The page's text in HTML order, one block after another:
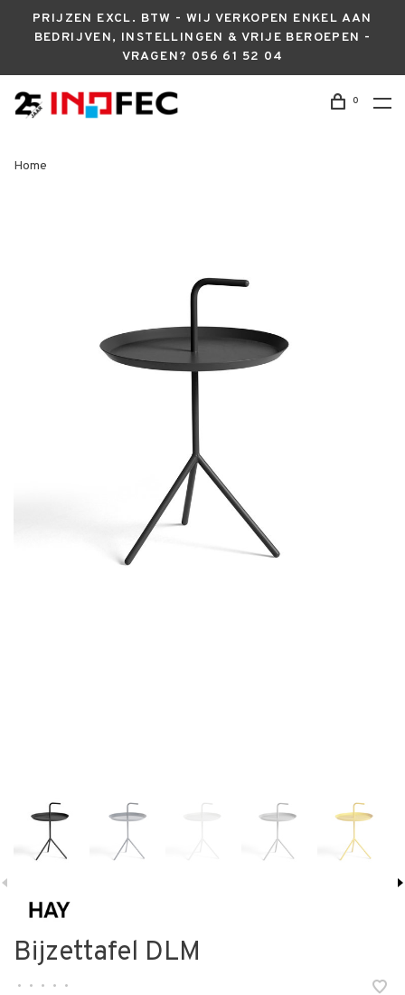
PRIJZEN EXCL. BTW - WIJ VERKOPEN ENKEL AAN
BEDRIJVEN, INSTELLINGEN & VRIJE BEROEPEN -
VRAGEN? 056 61 52 04
0
Home
Bijzettafel DLM
• • • •
•